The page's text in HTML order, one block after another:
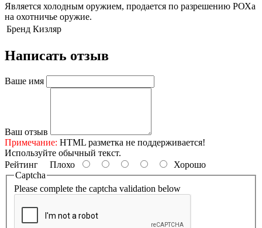
Является холодным оружием, продается по разрешению РОХа
на охотничье оружие.
Бренд Кизляр
Написать отзыв
Ваше имя
Ваш отзыв
Примечание: HTML разметка не поддерживается!
Используйте обычный текст.
Рейтинг Плохо
Хорошо
Captcha
Please complete the captcha validation below